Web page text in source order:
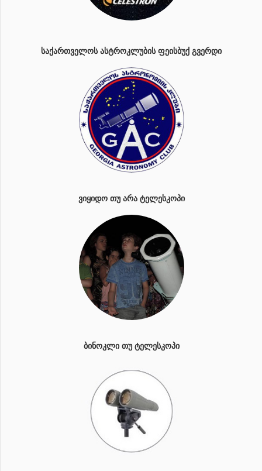
ᲡᲐᲥᲐᲠᲗᲕᲔᲚᲝᲡ ᲐᲡᲢᲠᲝᲙᲚᲣᲑᲘᲡ ᲤᲔᲘᲡᲑᲣᲥ ᲒᲕᲔᲠᲓᲘ
ᲕᲘᲧᲘᲓᲝ ᲗᲣ ᲐᲠᲐ ᲢᲔᲚᲔᲡᲙᲝᲞᲘ
ᲑᲘᲜᲝᲙᲚᲘ ᲗᲣ ᲢᲔᲚᲔᲡᲙᲝᲞᲘ